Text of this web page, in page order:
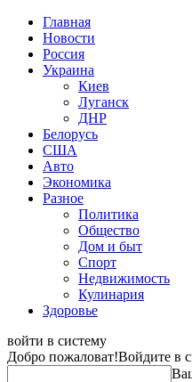
Главная
Новости
Россия
Украина
Киев
Луганск
ДНР
Белорусь
США
Авто
Экономика
Разное
Политика
Общество
Дом и быт
Спорт
Недвижимость
Кулинария
Здоровье
войти в систему
Добро пожаловат!Войдите в